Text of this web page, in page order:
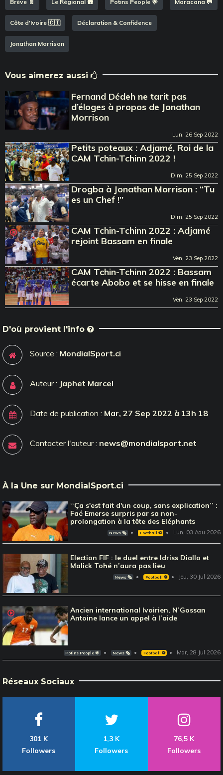
Brève 📄 Le Régional 🛖 Potins People 🌟 Maracana 🥅
Côte d'Ivoire 🇨🇮 Déclaration & Confidence
Jonathan Morrison
Vous aimerez aussi
Fernand Dédeh ne tarit pas
d’éloges à propos de Jonathan
Morrison
Lun, 26 Sep 2022
Petits poteaux : Adjamé, Roi de la
CAM Tchin-Tchinn 2022 !
Dim, 25 Sep 2022
Drogba à Jonathan Morrison : ‘‘Tu
es un Chef !’’
Dim, 25 Sep 2022
CAM Tchin-Tchinn 2022 : Adjamé
rejoint Bassam en finale
Ven, 23 Sep 2022
CAM Tchin-Tchinn 2022 : Bassam
écarte Abobo et se hisse en finale
Ven, 23 Sep 2022
D'où provient l'info
Source : MondialSport.ci
Auteur : Japhet Marcel
Date de publication : Mar, 27 Sep 2022 à 13h 18
Contacter l'auteur : news@mondialsport.net
À la Une sur MondialSport.ci
‘‘Ça s'est fait d'un coup, sans explication’’ :
Faé Emerse surpris par sa non-
prolongation à la tête des Eléphants
News 🗞️ Football ⚽️ Lun, 03 Aou 2026
Election FIF : le duel entre Idriss Diallo et
Malick Tohé n’aura pas lieu
News 🗞️ Football ⚽️ Jeu, 30 Jul 2026
Ancien international Ivoirien, N’Gossan
Antoine lance un appel à l’aide
Potins People 🌟 News 🗞️ Football ⚽️ Mar, 28 Jul 2026
Réseaux Sociaux
301 K
Followers
1,3 K
Followers
76,5 K
Followers